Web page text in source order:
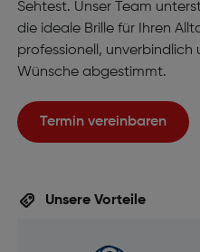
Sehtest. Unser Team
die ideale Brille für Ihren
professionell, unverbindlich
Wünsche abgestimmt.
Termin vereinbaren
Unsere Vorteile